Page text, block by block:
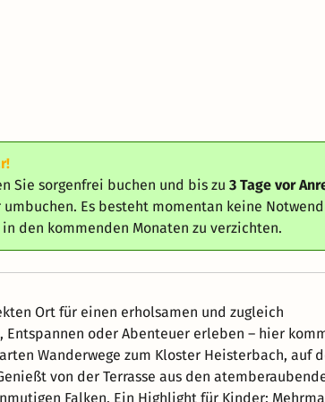
Sie sorgenfrei buchen und bis zu3 Tage vor
Es besteht momentan keine
den kommenden Monaten zu verzichten.
Ort für einen erholsamen und zugleich
oder Abenteuer erleben – hier
von der Terrasse aus den
Falken. Ein Highlight für Kinder: